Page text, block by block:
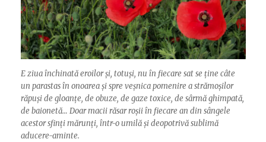
E ziua închinată eroilor și, totuși, nu în fiecare sat se ține câte
un parastas în onoarea și spre veșnica pomenire a strămoșilor
răpuși de gloanțe, de obuze, de gaze toxice, de sârmă ghimpată,
de baionetă… Doar macii răsar roșii în fiecare an din sângele
acestor sfinți mărunți, într-o umilă și deopotrivă sublimă
aducere-aminte.